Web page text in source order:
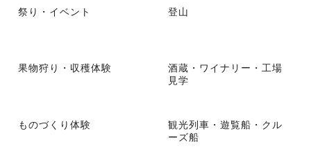
祭り・イベント 登山
果物狩り・収穫体験
酒蔵・ワイナリー・工場
見学
ものづくり体験
観光列車・遊覧船・クル
ーズ船